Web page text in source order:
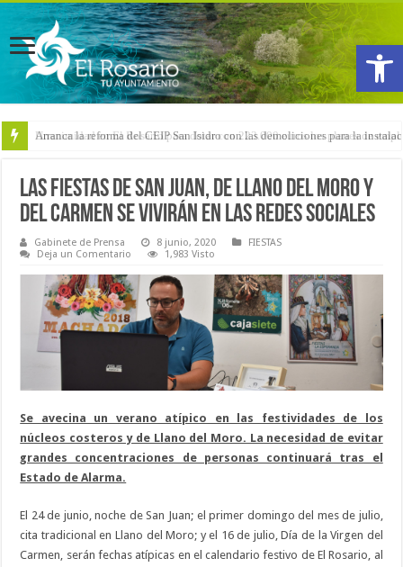
Abrir
Arranca la reforma del CEIP San Isidro con las demoliciones para la
Las fiestas de San Juan, de Llano del Moro y
del Carmen se vivirán en las redes sociales
Gabinete de Prensa 8 junio, 2020
FIESTAS
Deja un Comentario
1,983 Visto
Se avecina un verano atípico en las festividades de los
núcleos costeros y de Llano del Moro. La necesidad de evitar
grandes concentraciones de personas continuará tras el
Estado de Alarma.
El 24 de junio, noche de San Juan; el primer domingo del mes de julio,
cita tradicional en Llano del Moro; y el 16 de julio, Día de la Virgen del
Carmen, serán fechas atípicas en el calendario festivo de El Rosario, al